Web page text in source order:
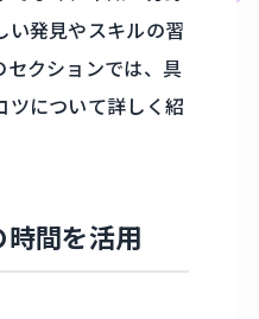
い発見やスキルの習
セクションでは、具
ツについて詳しく紹
時間を活用